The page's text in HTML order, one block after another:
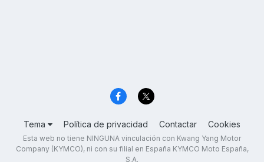
Tema Política de privacidad Contactar Cookies
Esta web no tiene NINGUNA vinculación con Kwang Yang Motor
Company (KYMCO), ni con su filial en España KYMCO Moto España,
S.A.